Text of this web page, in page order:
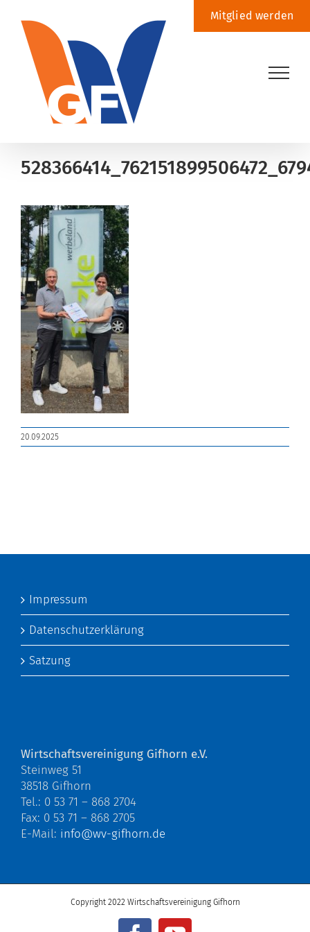
Inhalt
springen
Mitglied werden
20.09.2025
Impressum
Datenschutzerklärung
Satzung
Wirtschaftsvereinigung Gifhorn e.V.
Steinweg 51
38518 Gifhorn
Tel.: 0 53 71 – 868 2704
Fax: 0 53 71 – 868 2705
E-Mail: info@wv-gifhorn.de
Copyright 2022 Wirtschaftsvereinigung Gifhorn